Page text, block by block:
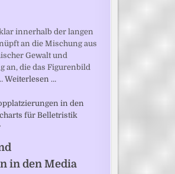
innerhalb der langen
an die Mischung aus
Gewalt und
an, die das Figurenbild
Weiterlesen …
in den Media